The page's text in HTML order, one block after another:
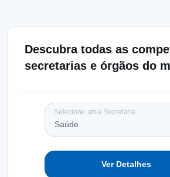
Descubra todas as
secretarias e órgãos do
Selecione uma Secretaria
Ver Detalhes